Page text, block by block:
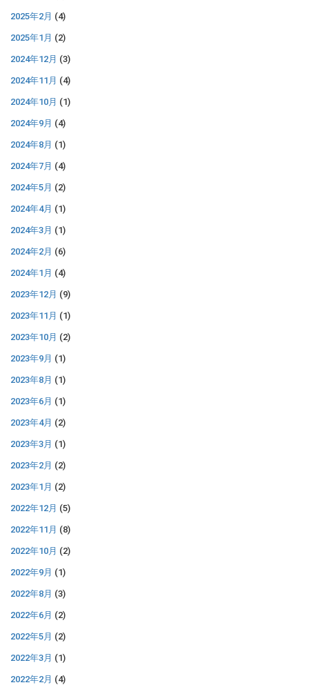
2025年2月 (4)
2025年1月 (2)
2024年12月 (3)
2024年11月 (4)
2024年10月 (1)
2024年9月 (4)
2024年8月 (1)
2024年7月 (4)
2024年5月 (2)
2024年4月 (1)
2024年3月 (1)
2024年2月 (6)
2024年1月 (4)
2023年12月 (9)
2023年11月 (1)
2023年10月 (2)
2023年9月 (1)
2023年8月 (1)
2023年6月 (1)
2023年4月 (2)
2023年3月 (1)
2023年2月 (2)
2023年1月 (2)
2022年12月 (5)
2022年11月 (8)
2022年10月 (2)
2022年9月 (1)
2022年8月 (3)
2022年6月 (2)
2022年5月 (2)
2022年3月 (1)
2022年2月 (4)